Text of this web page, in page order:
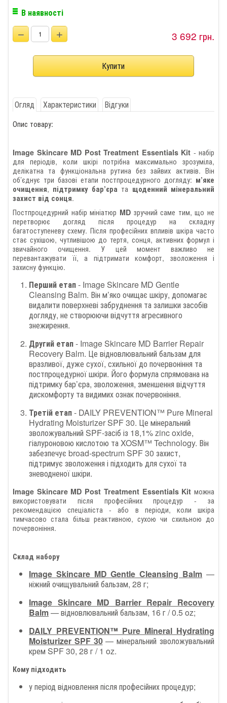
В наявності
− + 3 692 грн.
Огляд Характеристики Відгуки
Опис товару:
Image Skincare MD Post Treatment Essentials Kit - набір
для періодів, коли шкірі потрібна максимально зрозуміла,
делікатна та функціональна рутина без зайвих активів. Він
об’єднує три базові етапи постпроцедурного догляду: м’яке
очищення, підтримку бар’єра та щоденний мінеральний
захист від сонця.
Постпроцедурний набір мініатюр MD зручний саме тим, що не
перетворює догляд після процедур на складну
багатоступеневу схему. Після професійних впливів шкіра часто
стає сухішою, чутливішою до тертя, сонця, активних формул і
звичайного очищення. У цей момент важливо не
перевантажувати її, а підтримати комфорт, зволоження і
захисну функцію.
Перший етап- Image Skincare MD Gentle
Cleansing Balm. Він м’яко очищає шкіру, допомагає
видалити поверхневі забруднення та залишки засобів
догляду, не створюючи відчуття агресивного
знежирення.
Другий етап- Image Skincare MD Barrier Repair
Recovery Balm. Це відновлювальний бальзам для
вразливої, дуже сухої, схильної до почервоніння та
постпроцедурної шкіри. Його формула спрямована на
підтримку бар’єра, зволоження, зменшення відчуття
дискомфорту та видимих ознак почервоніння.
Третій етап- DAILY PREVENTION™ Pure Mineral
Hydrating Moisturizer SPF 30. Це мінеральний
зволожувальний SPF-засіб із 18,1% zinc oxide,
гіалуроновою кислотою та XOSM™ Technology. Він
забезпечує broad-spectrum SPF 30 захист,
підтримує зволоження і підходить для сухої та
зневодненої шкіри.
Image Skincare MD Post Treatment Essentials Kit можна
використовувати після професійних процедур - за
рекомендацією спеціаліста - або в періоди, коли шкіра
тимчасово стала більш реактивною, сухою чи схильною до
почервоніння.
Склад набору
Image Skincare MD Gentle Cleansing Balm —
ніжний очищувальний бальзам, 28 г;
Image Skincare MD Barrier Repair Recovery
Balm— відновлювальний бальзам, 16 г / 0.5 oz;
DAILY PREVENTION™ Pure Mineral Hydrating
Moisturizer SPF 30— мінеральний зволожувальний
крем SPF 30, 28 г / 1 oz.
Кому підходить
у період відновлення після професійних процедур;